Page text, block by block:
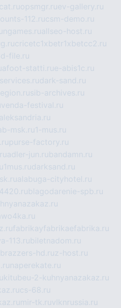
opsmgr.ruev-gallery.ru
112.rucsm-demo.ru
allseo-host.ru
cricetc1xbetr1xbetcc2.ru
file.ru
statti.rue-abis1c.ru
dark-sand.ru
sib-archives.ru
venda-festival.ru
msk.ru1-mus.ru
purse-factory.ru
adler-jun.rubandamn.ru
1mus.rudarksand.ru
alabuga-cityhotel.ru
blagodarenie-spb.ru
fabrikayfabrikaefabrika.ru
113.rubiletnadom.ru
brazzers-hd.ruz-host.ru
naperekate.ru
kitubeu-2-kuhnyanazakaz.ru
cs-68.ru
mir-tk.ruvlknrussia.ru